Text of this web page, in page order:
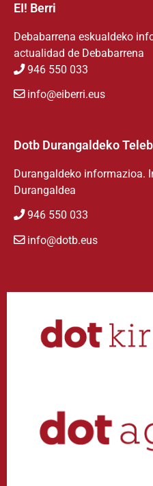
EI! Berri
Debabarrena eskualdeko
actualidad de Debabarrena
946 550 033
info@eiberri.eus
Dotb Durangaldeko
Durangaldeko informazioa.
Durangaldea
946 550 033
info@dotb.eus